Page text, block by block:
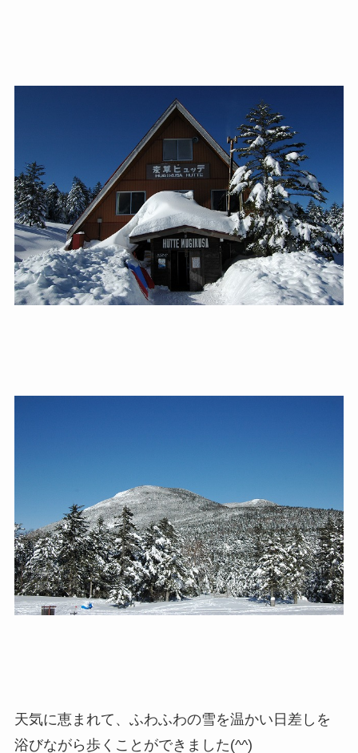
天気に恵まれて、ふわふわの雪を温かい日差しを
浴びながら歩くことができました(^^)